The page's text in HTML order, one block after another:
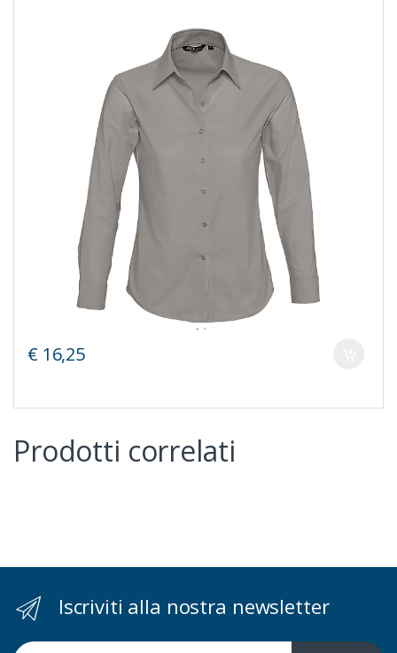
€ 16,25
Prodotti correlati
Iscriviti alla nostra newsletter